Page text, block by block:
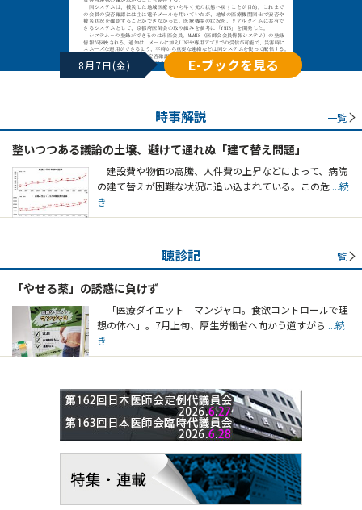
8月7日(金) E-ブックを見る
時事解説 一覧
整いつつある議論の土壌、避けて通れぬ「建て替え問題」
建設費や物価の高騰、人件費の上昇などによって、病院
の建て替えが困難な状況に追い込まれている。この危 ...続
き
聴診記 一覧
「やせる薬」の誘惑に負けず
「医療ダイエット マンジャロ。食欲コントロールで理
想の体へ」。7月上旬、厚生労働省へ向かう道すがら ...続
き